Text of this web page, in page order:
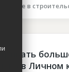
Участие в
в Личном